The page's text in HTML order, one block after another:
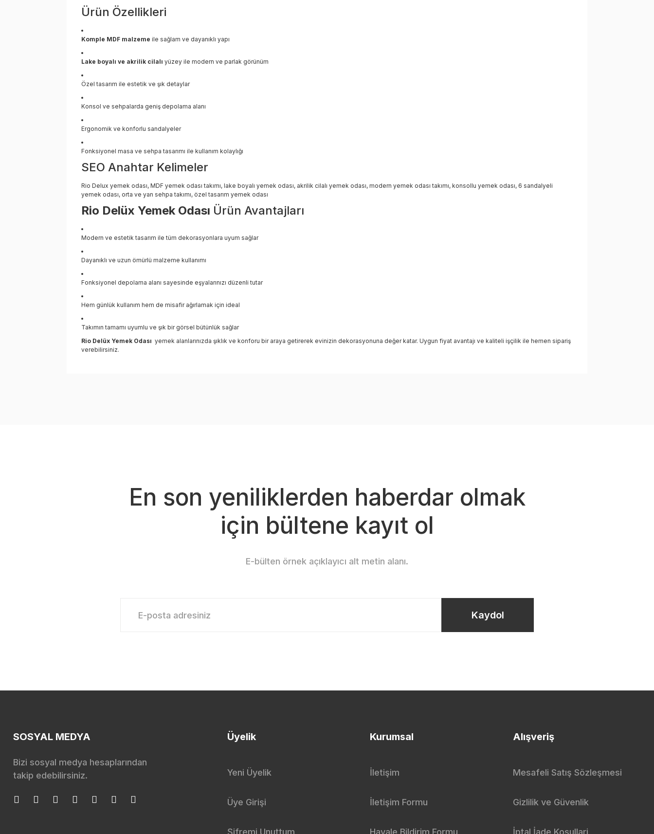
Ürün Özellikleri
Komple MDF malzeme ile sağlam ve dayanıklı yapı
Lake boyalı ve akrilik cilalı yüzey ile modern ve parlak görünüm
Özel tasarım ile estetik ve şık detaylar
Konsol ve sehpalarda geniş depolama alanı
Ergonomik ve konforlu sandalyeler
Fonksiyonel masa ve sehpa tasarımı ile kullanım kolaylığı
SEO Anahtar Kelimeler
Rio Delux yemek odası, MDF yemek odası takımı, lake boyalı yemek odası, akrilik cilalı yemek odası, modern yemek odası takımı, konsollu yemek odası, 6 sandalyeli
yemek odası, orta ve yan sehpa takımı, özel tasarım yemek odası
Rio Delüx Yemek Odası Ürün Avantajları
Modern ve estetik tasarım ile tüm dekorasyonlara uyum sağlar
Dayanıklı ve uzun ömürlü malzeme kullanımı
Fonksiyonel depolama alanı sayesinde eşyalarınızı düzenli tutar
Hem günlük kullanım hem de misafir ağırlamak için ideal
Takımın tamamı uyumlu ve şık bir görsel bütünlük sağlar
Rio Delüx Yemek Odası yemek alanlarınızda şıklık ve konforu bir araya getirerek evinizin dekorasyonuna değer katar. Uygun fiyat avantajı ve kaliteli işçilik ile hemen sipariş
verebilirsiniz.
En son yeniliklerden haberdar olmak
için bültene kayıt ol
E-bülten örnek açıklayıcı alt metin alanı.
Kaydol
SOSYAL MEDYA
Bizi sosyal medya hesaplarından
takip edebilirsiniz.
Üyelik
Yeni Üyelik
Üye Girişi
Şifremi Unuttum
Kurumsal
İletişim
İletişim Formu
Havale Bildirim Formu
Alışveriş
Mesafeli Satış Sözleşmesi
Gizlilik ve Güvenlik
İptal İade Koşullari